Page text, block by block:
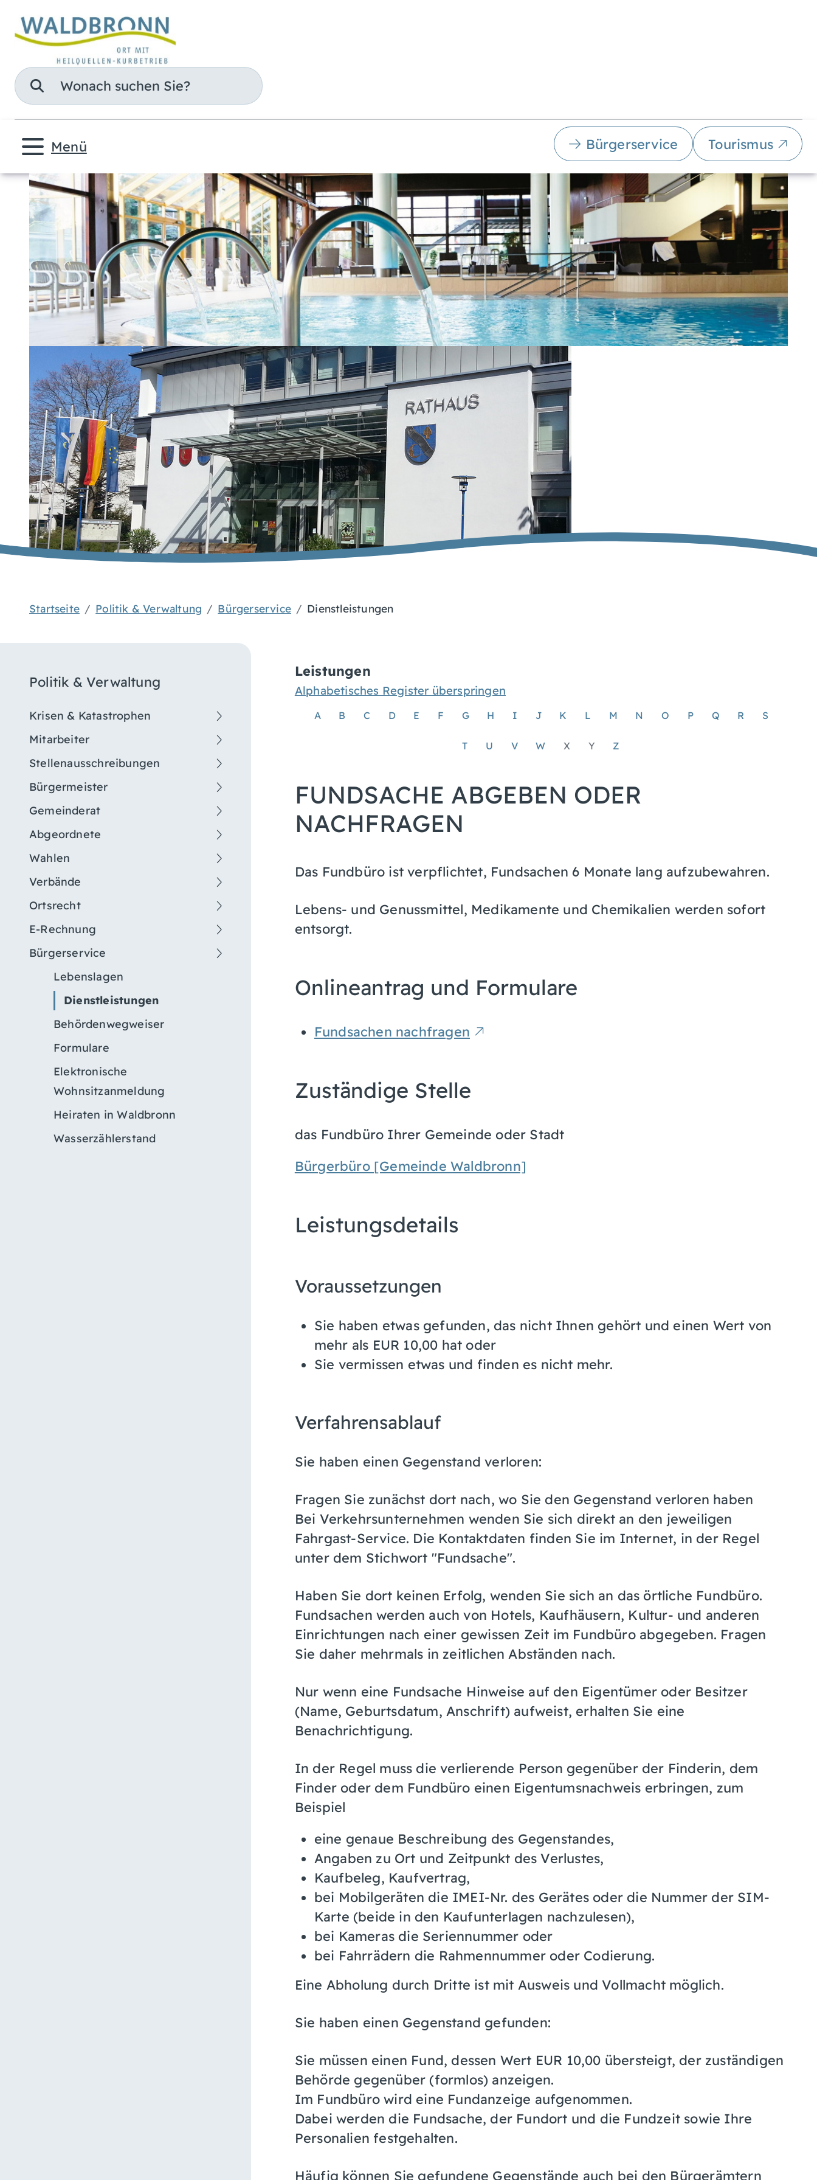
Suche
Menü Bürgerservice Tourismus
Startseite Politik & Verwaltung Bürgerservice Dienstleistungen
Politik & Verwaltung
Krisen & Katastrophen
Mitarbeiter
Stellenausschreibungen
Bürgermeister
Gemeinderat
Abgeordnete
Wahlen
Verbände
Ortsrecht
E-Rechnung
Bürgerservice
Lebenslagen
Dienstleistungen
Behördenwegweiser
Formulare
Elektronische
Wohnsitzanmeldung
Heiraten in Waldbronn
Wasserzählerstand
Leistungen
Alphabetisches Register überspringen
A B C D E F G H I J K L M N O P Q R S
T U V W X Y Z
FUNDSACHE ABGEBEN ODER
NACHFRAGEN
Das Fundbüro ist verpflichtet, Fundsachen 6 Monate lang aufzubewahren.
Lebens- und Genussmittel, Medikamente und Chemikalien werden sofort
entsorgt.
Onlineantrag und Formulare
Fundsachen nachfragen
Zuständige Stelle
das Fundbüro Ihrer Gemeinde oder Stadt
Bürgerbüro [Gemeinde Waldbronn]
Leistungsdetails
Voraussetzungen
Sie haben etwas gefunden, das nicht Ihnen gehört und einen Wert von
mehr als EUR 10,00 hat oder
Sie vermissen etwas und finden es nicht mehr.
Verfahrensablauf
Sie haben einen Gegenstand verloren:
Fragen Sie zunächst dort nach, wo Sie den Gegenstand verloren haben
Bei Verkehrsunternehmen wenden Sie sich direkt an den jeweiligen
Fahrgast-Service. Die Kontaktdaten finden Sie im Internet, in der Regel
unter dem Stichwort "Fundsache".
Haben Sie dort keinen Erfolg, wenden Sie sich an das örtliche Fundbüro.
Fundsachen werden auch von Hotels, Kaufhäusern, Kultur- und anderen
Einrichtungen nach einer gewissen Zeit im Fundbüro abgegeben. Fragen
Sie daher mehrmals in zeitlichen Abständen nach.
Nur wenn eine Fundsache Hinweise auf den Eigentümer oder Besitzer
(Name, Geburtsdatum, Anschrift) aufweist, erhalten Sie eine
Benachrichtigung.
In der Regel muss die verlierende Person gegenüber der Finderin, dem
Finder oder dem Fundbüro einen Eigentumsnachweis erbringen, zum
Beispiel
eine genaue Beschreibung des Gegenstandes,
Angaben zu Ort und Zeitpunkt des Verlustes,
Kaufbeleg, Kaufvertrag,
bei Mobilgeräten die IMEI-Nr. des Gerätes oder die Nummer der SIM-
Karte (beide in den Kaufunterlagen nachzulesen),
bei Kameras die Seriennummer oder
bei Fahrrädern die Rahmennummer oder Codierung.
Eine Abholung durch Dritte ist mit Ausweis und Vollmacht möglich.
Sie haben einen Gegenstand gefunden:
Sie müssen einen Fund, dessen Wert EUR 10,00 übersteigt, der zuständigen
Behörde gegenüber (formlos) anzeigen.
Im Fundbüro wird eine Fundanzeige aufgenommen.
Dabei werden die Fundsache, der Fundort und die Fundzeit sowie Ihre
Personalien festgehalten.
Häufig können Sie gefundene Gegenstände auch bei den Bürgerämtern